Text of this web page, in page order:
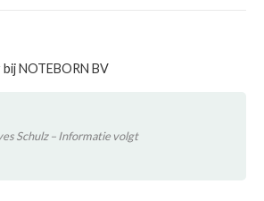
NOTEBORN BV
Schulz – Informatie volgt